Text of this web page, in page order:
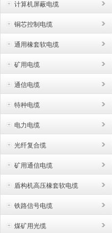
计算机屏蔽电缆
铜芯控制电缆
通用橡套软电缆
矿用电缆
通信电缆
特种电缆
电力电缆
光纤复合缆
矿用通信电缆
盾构机高压橡套软电缆
铁路信号电缆
煤矿用光缆